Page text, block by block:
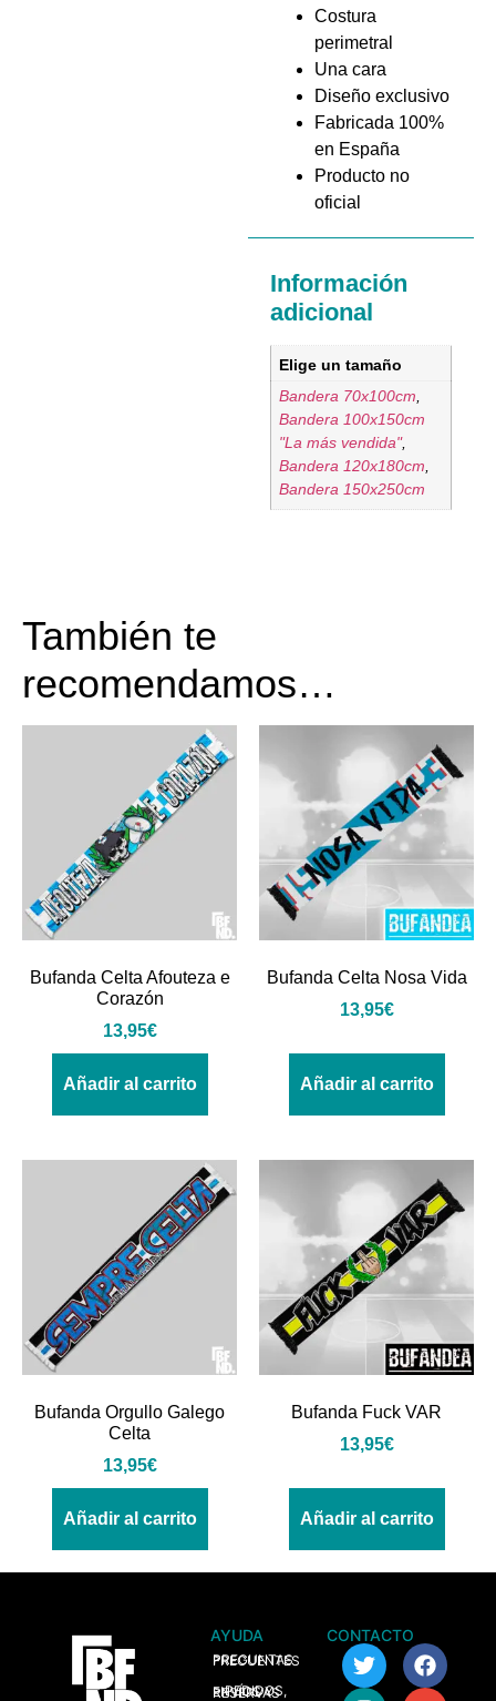
Costura
perimetral
Una cara
Diseño exclusivo
Fabricada 100%
en España
Producto no
oficial
Información
adicional
Elige un tamaño
Bandera 70x100cm
Bandera 100x150cm
"La más vendida",
Bandera 120x180cm
Bandera 150x250cm
También te
recomendamos…
Bufanda Celta Afouteza e
Corazón
13,95€
Añadir al carrito
Bufanda Celta Nosa Vida
13,95€
Añadir al carrito
Bufanda Orgullo Galego
Celta
13,95€
Añadir al carrito
Bufanda Fuck VAR
13,95€
Añadir al carrito
AYUDA
> PREGUNTAS FRECUENTES
> PEDIDOS, ENVÍOS Y RESERVAS
CONTACTO